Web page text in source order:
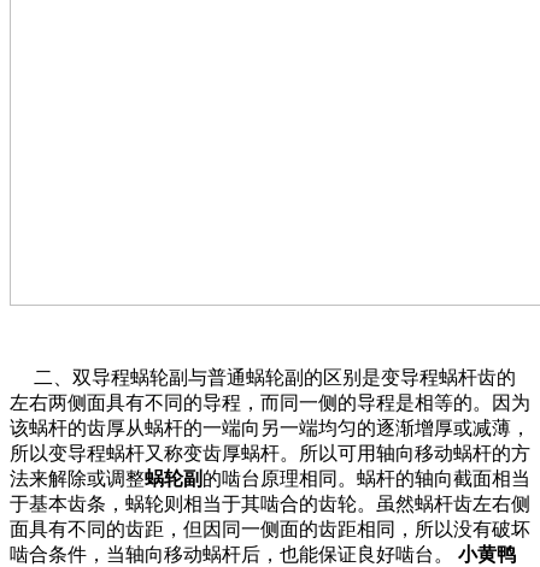
二、双导程蜗轮副与普通蜗轮副的区别是变导程蜗杆齿的
左右两侧面具有不同的导程，而同一侧的导程是相等的。因为
该蜗杆的齿厚从蜗杆的一端向另一端均匀的逐渐增厚或减薄，
所以变导程蜗杆又称变齿厚蜗杆。所以可用轴向移动蜗杆的方
法来解除或调整蜗轮副 的啮台原理相同。蜗杆的轴向截面相当
于基本齿条，蜗轮则相当于其啮合的齿轮。虽然蜗杆齿左右侧
面具有不同的齿距，但因同一侧面的齿距相同，所以没有破坏
啮合条件，当轴向移动蜗杆后，也能保证良好啮台。 小黄鸭